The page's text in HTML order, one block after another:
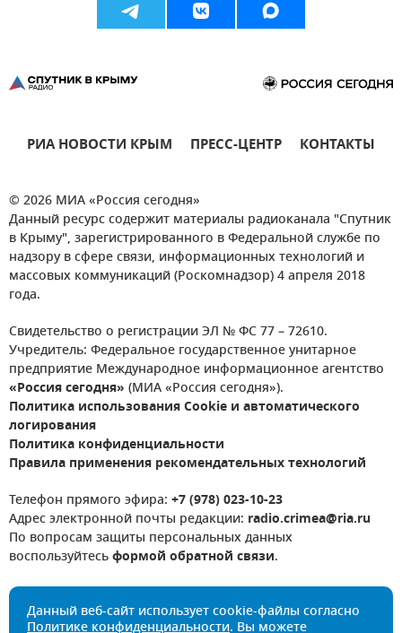
РИА НОВОСТИ КРЫМ ПРЕСС-ЦЕНТР КОНТАКТЫ
© 2026 МИА «Россия сегодня»
Данный ресурс содержит материалы радиоканала "Спутник
в Крыму", зарегистрированного в Федеральной службе по
надзору в сфере связи, информационных технологий и
массовых коммуникаций (Роскомнадзор) 4 апреля 2018
года.
Свидетельство о регистрации ЭЛ № ФС 77 – 72610.
Учредитель: Федеральное государственное унитарное
предприятие Международное информационное агентство
«Россия сегодня» (МИА «Россия сегодня»).
Политика использования Cookie и автоматического
логирования
Политика конфиденциальности
Правила применения рекомендательных технологий
Телефон прямого эфира: +7 (978) 023-10-23
Адрес электронной почты редакции: radio.crimea@ria.ru
По вопросам защиты персональных данных
воспользуйтесьформой обратной связи.
Данный веб-сайт использует cookie-файлы согласно
Политике конфиденциальности. Вы можете